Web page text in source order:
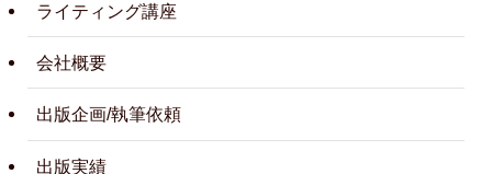
ライティング講座
会社概要
出版企画/執筆依頼
出版実績